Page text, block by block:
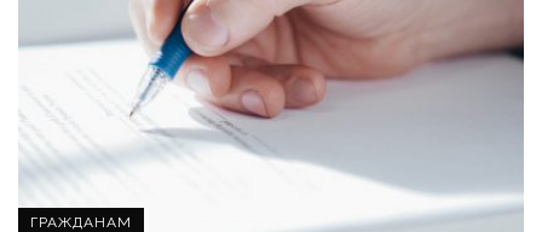
ГРАЖДАНАМ